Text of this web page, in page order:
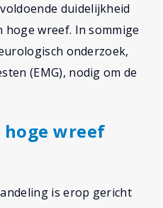
voldoende duidelijkheid
hoge wreef. In sommige
onderzoek,
(EMG), nodig om de
hoge wreef
is erop gericht